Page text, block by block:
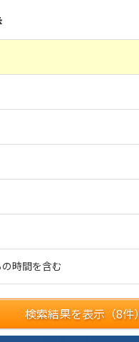
時間を含む
検索結果を表示（8件）